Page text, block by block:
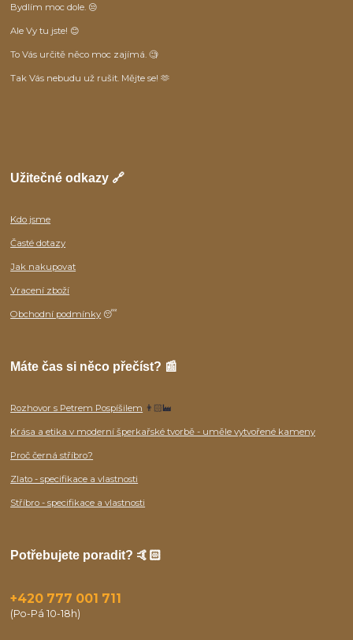
Bydlím moc dole. 😒
Ale Vy tu jste! 😊
To Vás určitě něco moc zajímá. 🧐
Tak Vás nebudu už rušit. Mějte se! 🫶
Užitečné odkazy 🔗
Kdo jsme
Časté dotazy
Jak nakupovat
Vracení zboží
Obchodní podmínky 😴
Máte čas si něco přečíst? 📰
Rozhovor s Petrem Pospíšilem 👨🏻‍🏭
Krása a etika v moderní šperkařské tvorbě - uměle vytvořené kameny
Proč černá stříbro?
Zlato - specifikace a vlastnosti
Stříbro - specifikace a vlastnosti
Potřebujete poradit? 🤙🏻
+420 777 001 711
(Po-Pá 10-18h)